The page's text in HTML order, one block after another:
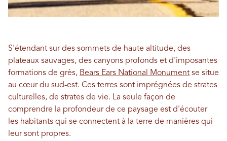
S'étendant sur des sommets de haute altitude, des
plateaux sauvages, des canyons profonds et d'imposantes
formations de grès, Bears Ears National Monument se situe
au cœur du sud-est. Ces terres sont imprégnées de strates
culturelles, de strates de vie. La seule façon de
comprendre la profondeur de ce paysage est d'écouter
les habitants qui se connectent à la terre de manières qui
leur sont propres.